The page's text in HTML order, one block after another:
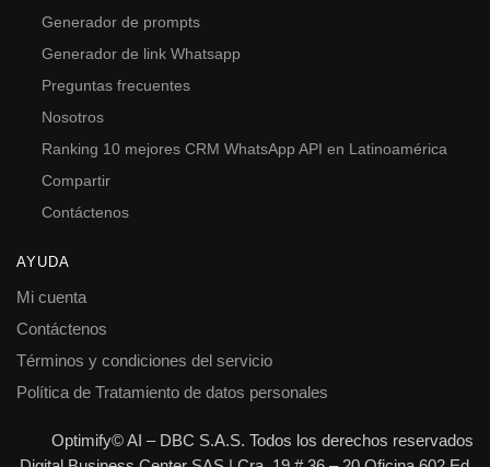
Generador de prompts
Generador de link Whatsapp
Preguntas frecuentes
Nosotros
Ranking 10 mejores CRM WhatsApp API en Latinoamérica
Compartir
Contáctenos
AYUDA
Mi cuenta
Contáctenos
Términos y condiciones del servicio
Política de Tratamiento de datos personales
Optimify© AI – DBC S.A.S. Todos los derechos reservados